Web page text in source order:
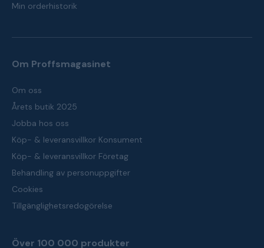
Min orderhistorik
Om Proffsmagasinet
Om oss
Årets butik 2025
Jobba hos oss
Köp- & leveransvillkor Konsument
Köp- & leveransvillkor Företag
Behandling av personuppgifter
Cookies
Tillgänglighetsredogörelse
Över 100 000 produkter